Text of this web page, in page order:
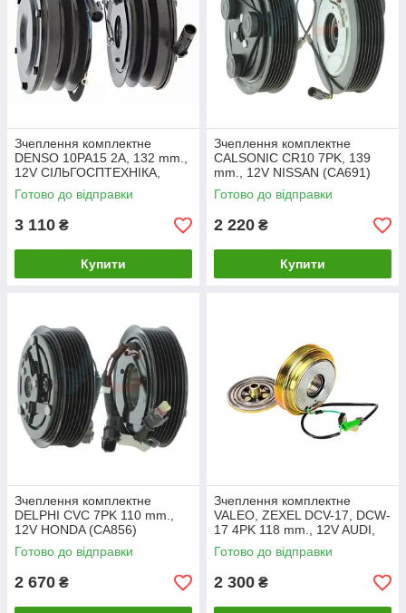
Зчеплення комплектне
DENSO 10PA15 2A, 132 mm.,
12V СІЛЬГОСПТЕХНІКА,
СПЕЦТЕХНІКА (CA140)
Готово до відправки
3 110 ₴
Купити
Зчеплення комплектне
CALSONIC CR10 7PK, 139
mm., 12V NISSAN (CA691)
Готово до відправки
2 220 ₴
Купити
Зчеплення комплектне
DELPHI CVC 7PK 110 mm.,
12V HONDA (CA856)
Готово до відправки
2 670 ₴
Зчеплення комплектне
VALEO, ZEXEL DCV-17, DCW-
17 4PK 118 mm., 12V AUDI,
VOLKSWAGEN (CA573)
Готово до відправки
2 300 ₴